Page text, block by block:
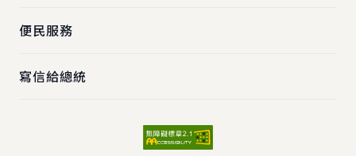
便民服務
寫信給總統